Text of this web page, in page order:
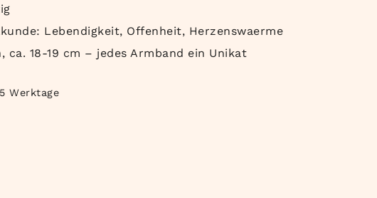
Lebendigkeit, Offenheit, Herzenswaerme
ca. 18-19 cm – jedes Armband ein Unikat
Werktage